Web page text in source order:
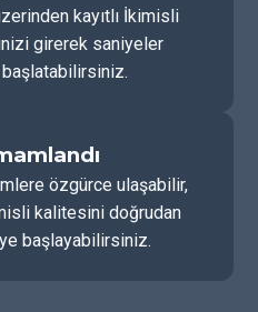
kayıtlı İkimisli
girerek saniyeler
özgürce ulaşabilir,
kalitesini doğrudan
başlayabilirsiniz.